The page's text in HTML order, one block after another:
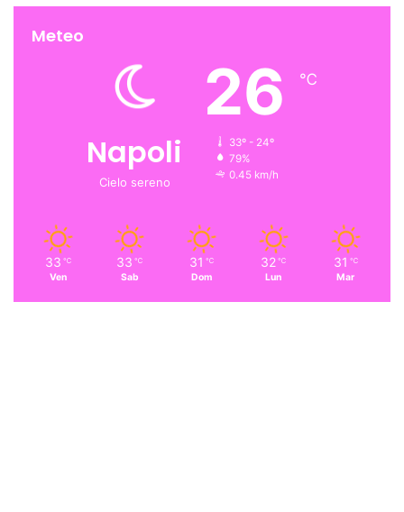
Meteo
Napoli
Cielo sereno
26 ℃
33º - 24º
79%
0.45 km/h
33 ℃
Ven
33 ℃
Sab
31 ℃
Dom
32 ℃
Lun
31 ℃
Mar